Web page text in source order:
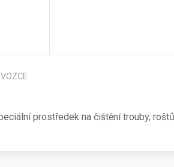
prostředek na čištění trouby,